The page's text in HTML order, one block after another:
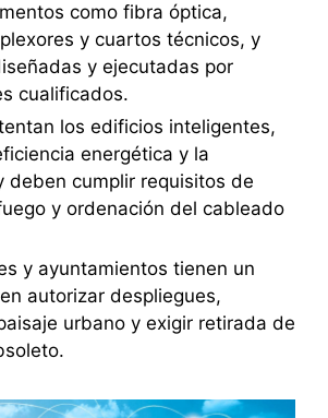
como fibra óptica,
y cuartos técnicos, y
y ejecutadas por
cualificados.
los edificios inteligentes,
energética y la
deben cumplir requisitos de
y ordenación del cableado
y ayuntamientos tienen un
autorizar despliegues,
urbano y exigir retirada de